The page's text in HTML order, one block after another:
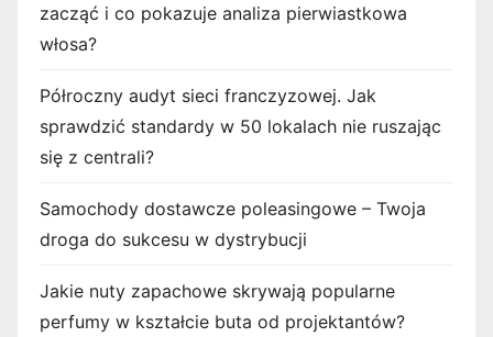
zacząć i co pokazuje analiza pierwiastkowa
włosa?
Półroczny audyt sieci franczyzowej. Jak
sprawdzić standardy w 50 lokalach nie ruszając
się z centrali?
Samochody dostawcze poleasingowe – Twoja
droga do sukcesu w dystrybucji
Jakie nuty zapachowe skrywają popularne
perfumy w kształcie buta od projektantów?